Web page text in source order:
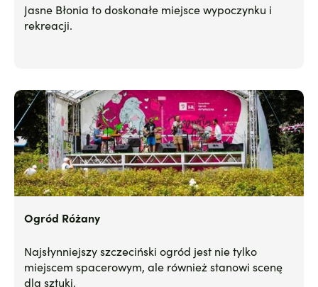
Jasne Błonia to doskonałe miejsce wypoczynku i
rekreacji.
Ogród Różany
Najsłynniejszy szczeciński ogród jest nie tylko
miejscem spacerowym, ale również stanowi scenę
dla sztuki.